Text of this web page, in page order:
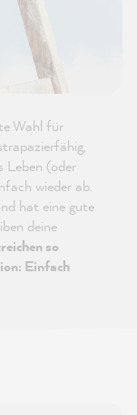
Wahl für
(oder
wieder ab.
hat eine gute
deine
so
Einfach